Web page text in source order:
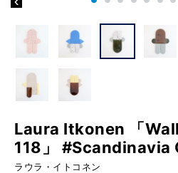
Laura Itkonen 「
118」 #Scandinavia
ラウラ・イトコネン